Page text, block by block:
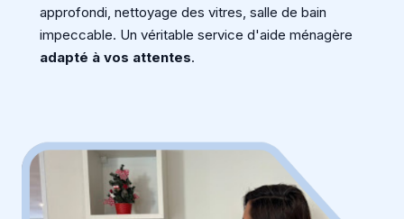
approfondi, nettoyage des vitres, salle de bain
impeccable. Un véritable service d'aide ménagère
adapté à vos attentes.